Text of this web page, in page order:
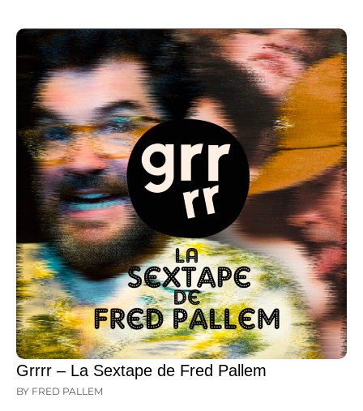
Grrrr – La Sextape de Fred Pallem
BY FRED PALLEM